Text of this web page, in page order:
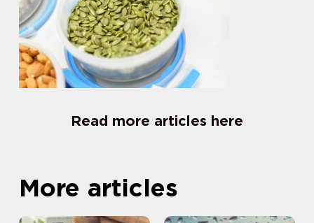
Read more articles here
More articles